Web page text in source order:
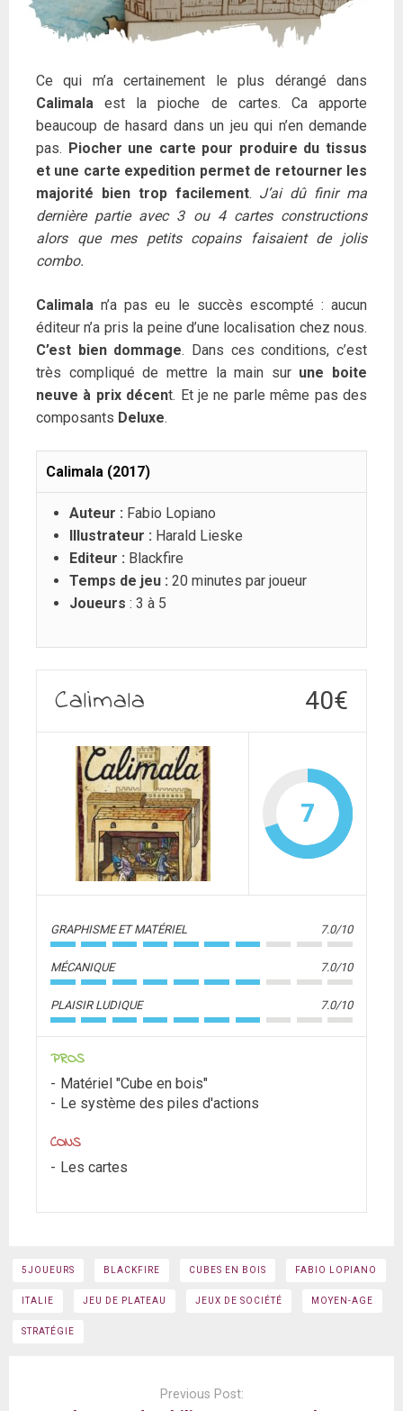
Ce qui m’a certainement le plus dérangé dans
Calimala est la pioche de cartes. Ca apporte
beaucoup de hasard dans un jeu qui n’en demande
pas. Piocher une carte pour produire du tissus
et une carte expedition permet de retourner les
majorité bien trop facilement. J’ai dû finir ma
dernière partie avec 3 ou 4 cartes constructions
alors que mes petits copains faisaient de jolis
combo.
Calimala n’a pas eu le succès escompté : aucun
éditeur n’a pris la peine d’une localisation chez nous.
C’est bien dommage. Dans ces conditions, c’est
très compliqué de mettre la main sur une boite
neuve à prix décent. Et je ne parle même pas des
composants Deluxe.
Calimala (2017)
Auteur : Fabio Lopiano
Illustrateur : Harald Lieske
Editeur : Blackfire
Temps de jeu : 20 minutes par joueur
Joueurs : 3 à 5
Calimala 40€
7
GRAPHISME ET MATÉRIEL 7.0/10
MÉCANIQUE 7.0/10
PLAISIR LUDIQUE 7.0/10
PROS
Matériel "Cube en bois"
Le système des piles d'actions
CONS
Les cartes
5JOUEURS BLACKFIRE CUBES EN BOIS FABIO LOPIANO
ITALIE JEU DE PLATEAU JEUX DE SOCIÉTÉ MOYEN-AGE
STRATÉGIE
Previous Post: